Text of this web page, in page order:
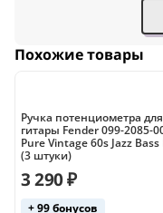
Похожие товары
Ручка потенциометра для
гитары Fender 099-2085-
Pure Vintage 60s Jazz Bass
(3 штуки)
3 290 ₽
+ 99 бонусов